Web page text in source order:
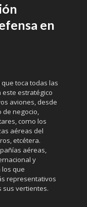
en
toca todas las
este estratégico
aviones, desde
de negocio,
como los
aéreas del
etcétera.
aéreas,
y
que
representativos
sus vertientes.